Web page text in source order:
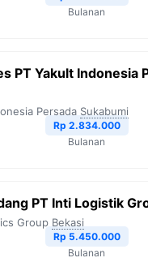
Bulanan
PT Yakult Indonesia
Persada Sukabumi
Rp 2.834.000
Bulanan
PT Inti Logistik
Group Bekasi
Rp 5.450.000
Bulanan